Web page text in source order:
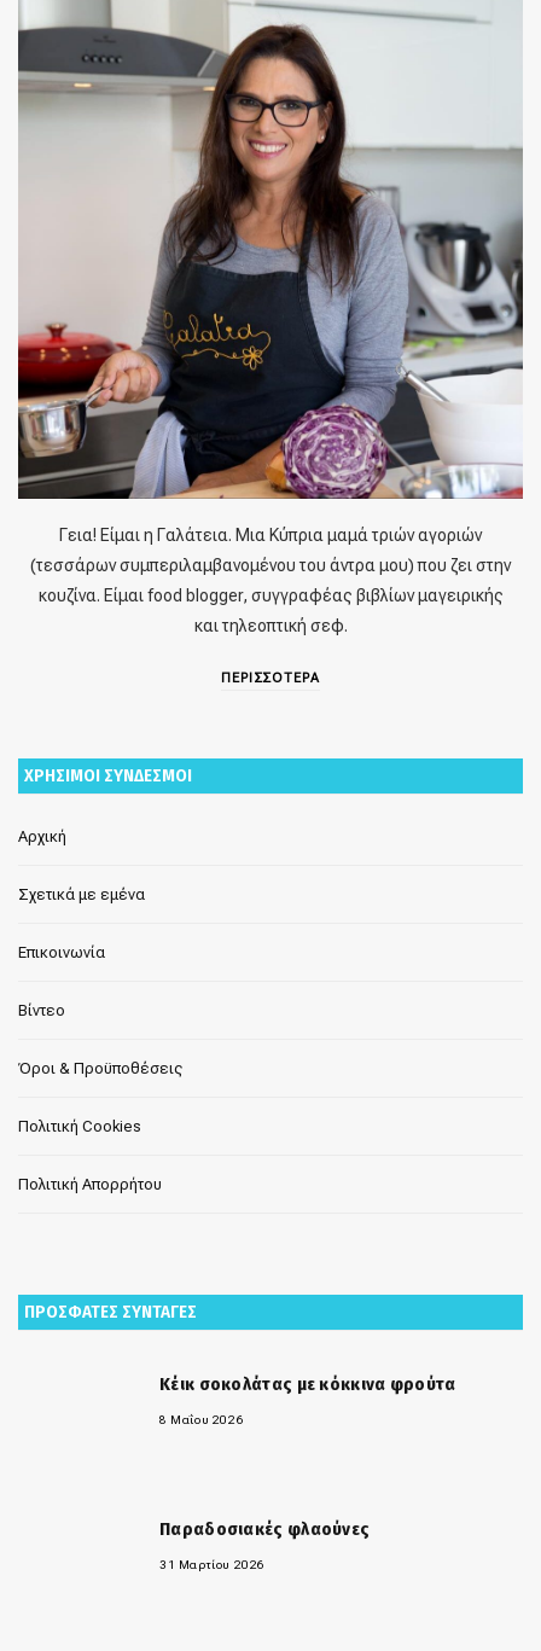
Γεια! Είμαι η Γαλάτεια. Μια Κύπρια μαμά τριών αγοριών
(τεσσάρων συμπεριλαμβανομένου του άντρα μου) που ζει στην
κουζίνα. Είμαι food blogger, συγγραφέας βιβλίων μαγειρικής
και τηλεοπτική σεφ.
ΠΕΡΙΣΣΟΤΕΡΑ
ΧΡΗΣΙΜΟΙ ΣΥΝΔΕΣΜΟΙ
Αρχική
Σχετικά με εμένα
Επικοινωνία
Βίντεο
Όροι & Προϋποθέσεις
Πολιτική Cookies
Πολιτική Απορρήτου
ΠΡΟΣΦΑΤΕΣ ΣΥΝΤΑΓΕΣ
Κέικ σοκολάτας με κόκκινα φρούτα
8 Μαΐου 2026
Παραδοσιακές φλαούνες
31 Μαρτίου 2026